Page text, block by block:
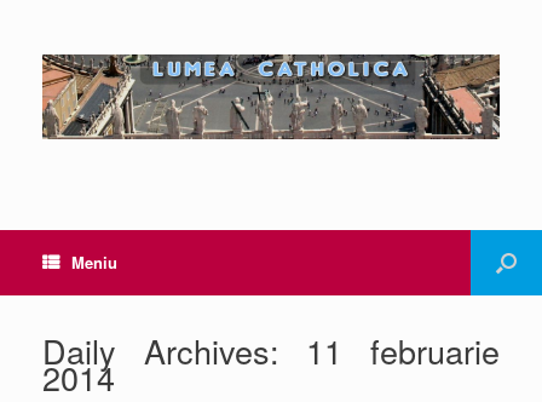
Meniu
Daily Archives: 11 februarie
2014